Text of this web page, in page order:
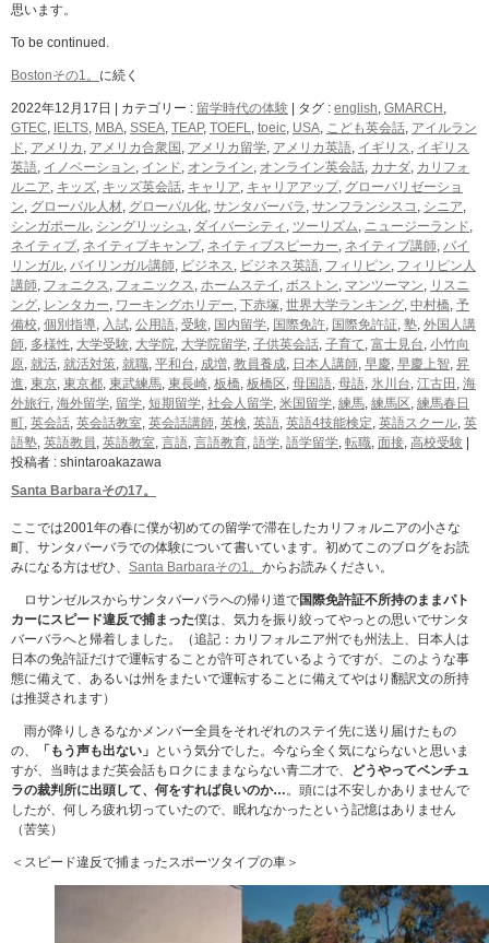
思います。
To be continued.
Bostonその1。 に続く
2022年12月17日 | カテゴリー : 留学時代の体験 | タグ : english GMARCH
GTEC IELTS MBA SSEA TEAP, TOEFL toeic USA こども英会話 アイルラン
ド アメリカ アメリカ合衆国 アメリカ留学 アメリカ英語 イギリス
イギリス
英語 イノベーション インド オンライン オンライン英会話 カナダ カリフォ
ルニア キッズ キッズ英会話 キャリア キャリアアップ, グローバリゼーショ
ン グローバル人材 グローバル化 サンタバーバラ サンフランシスコ シニア
シンガポール シングリッシュ ダイバーシティ ツーリズム ニュージーランド
ネイティブ ネイティブキャンプ, ネイティブスピーカー ネイティブ講師 バイ
リンガル バイリンガル講師 ビジネス ビジネス英語 フィリピン フィリピン人
講師 フォニクス フォニックス ホームステイ ボストン マンツーマン
リスニ
ング レンタカー ワーキングホリデー 下赤塚 世界大学ランキング 中村橋 予
備校 個別指導 入試 公用語 受験 国内留学 国際免許 国際免許証 塾 外国人講
師 多様性 大学受験 大学院 大学院留学 子供英会話 子育て 富士見台 小竹向
原 就活 就活対策 就職 平和台 成増 教員養成 日本人講師 早慶 早慶上智 昇
進 東京 東京都 東武練馬 東長崎 板橋 板橋区 母国語 母語 氷川台 江古田 海
外旅行 海外留学 留学 短期留学 社会人留学 米国留学 練馬 練馬区 練馬春日
町 英会話 英会話教室 英会話講師 英検 英語 英語4技能検定 英語スクール 英
語塾 英語教員 英語教室 言語 言語教育 語学 語学留学 転職 面接 高校受験 |
投稿者 : shintaroakazawa
Santa Barbaraその17。
ここでは2001年の春に僕が初めての留学で滞在したカリフォルニアの小さな
町、サンタバーバラでの体験について書いています。初めてこのブログをお読
みになる方はぜひ、 Santa Barbaraその1。 からお読みください。
ロサンゼルスからサンタバーバラへの帰り道で国際免許証不所持のままパト
カーにスピード違反で捕まった僕は、気力を振り絞ってやっとの思いでサンタ
バーバラへと帰着しました。（追記：カリフォルニア州でも州法上、日本人は
日本の免許証だけで運転することが許可されているようですが、このような事
態に備えて、あるいは州をまたいで運転することに備えてやはり翻訳文の所持
は推奨されます）
雨が降りしきるなかメンバー全員をそれぞれのステイ先に送り届けたもの
の、
「もう声も出ない」 という気分でした。今なら全く気にならないと思いま
すが、当時はまだ英会話もロクにままならない青二才で、
どうやってベンチュ
ラの裁判所に出頭して、何をすれば良いのか… 。頭には不安しかありませんで
したが、何しろ疲れ切っていたので、眠れなかったという記憶はありません
（苦笑）
＜スピード違反で捕まったスポーツタイプの車＞